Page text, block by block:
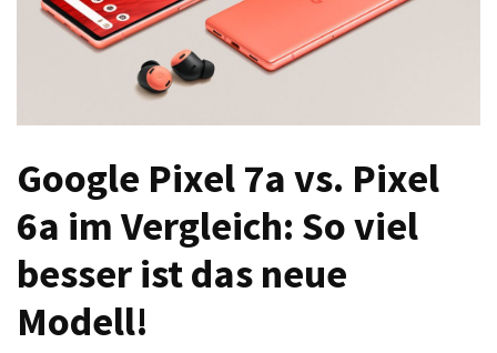
perfekte
Wahl:
Ein
Vergleich
zwischen
dem
Google Pixel 7a vs. Pixel
6a im Vergleich: So viel
besser ist das neue
Modell!